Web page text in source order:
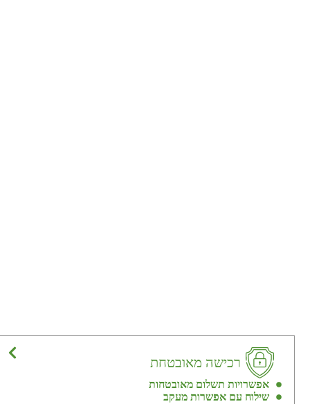
רכישה מאובטחת
אפשרויות תשלום מאובטחות
שילוח עם אפשרות מעקב